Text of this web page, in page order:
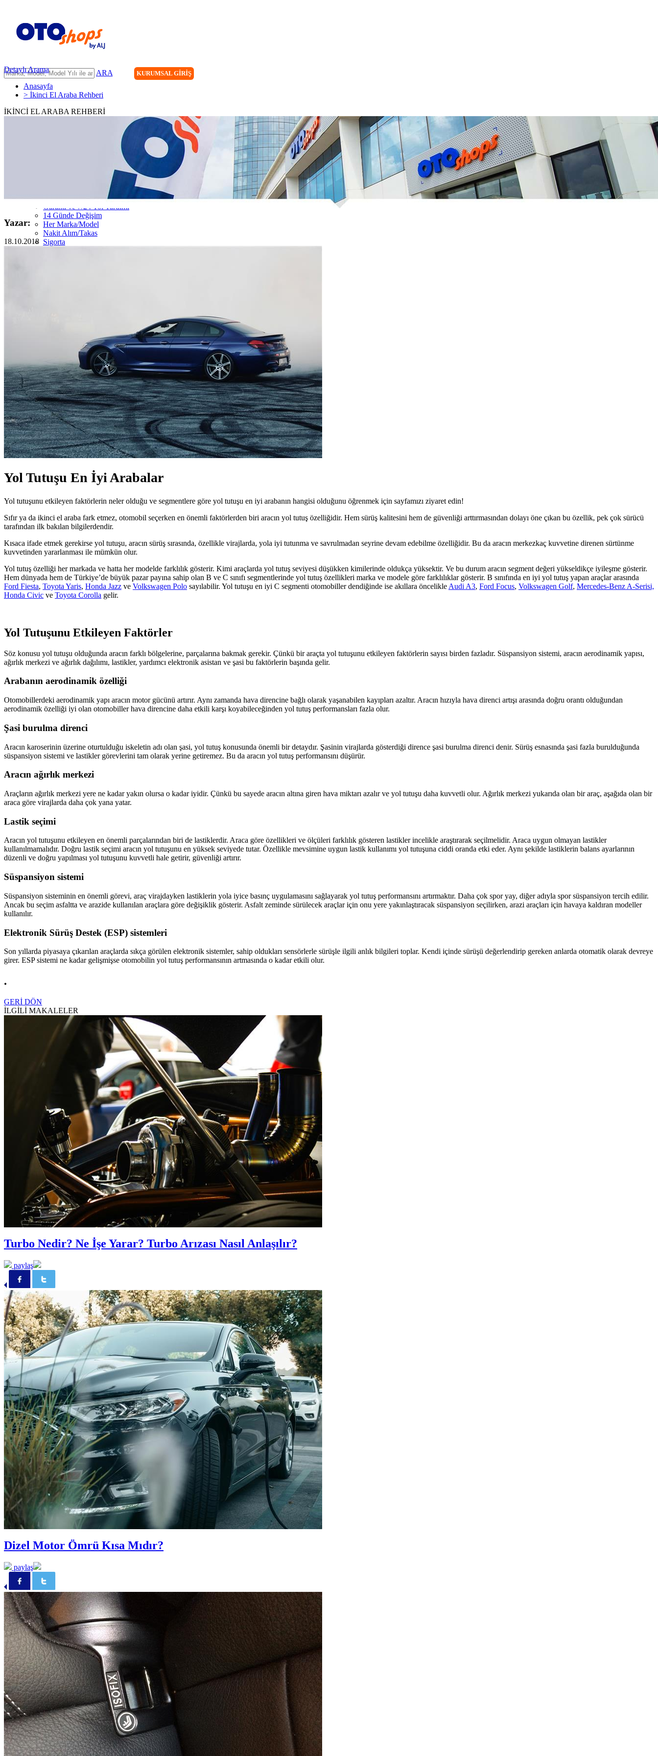
ARA KURUMSAL GİRİŞ
Kredi
Garanti ve 7/24 Yol Yardımı
14 Günde Değişim
Her Marka/Model
Nakit Alım/Takas
Sigorta
Detaylı Arama
Anasayfa
> İkinci El Araba Rehberi
İKİNCİ EL ARABA REHBERİ
Yazar:
18.10.2018
Yol Tutuşu En İyi Arabalar
Yol tutuşunu etkileyen faktörlerin neler olduğu ve segmentlere göre yol tutuşu en iyi arabanın hangisi olduğunu öğrenmek için sayfamızı ziyaret edin!
Sıfır ya da ikinci el araba fark etmez, otomobil seçerken en önemli faktörlerden biri aracın yol tutuş özelliğidir. Hem sürüş kalitesini hem de güvenliği arttırmasından dolayı öne çıkan bu özellik, pek çok sürücü
tarafından ilk bakılan bilgilerdendir.
Kısaca ifade etmek gerekirse yol tutuşu, aracın sürüş sırasında, özellikle virajlarda, yola iyi tutunma ve savrulmadan seyrine devam edebilme özelliğidir. Bu da aracın merkezkaç kuvvetine direnen sürtünme
kuvvetinden yararlanması ile mümkün olur.
Yol tutuş özelliği her markada ve hatta her modelde farklılık gösterir. Kimi araçlarda yol tutuş seviyesi düşükken kimilerinde oldukça yüksektir. Ve bu durum aracın segment değeri yükseldikçe iyileşme gösterir.
Hem dünyada hem de Türkiye’de büyük pazar payına sahip olan B ve C sınıfı segmentlerinde yol tutuş özellikleri marka ve modele göre farklılıklar gösterir. B sınıfında en iyi yol tutuş yapan araçlar arasında
Ford Fiesta, Toyota Yaris, Honda Jazz ve Volkswagen Polo sayılabilir. Yol tutuşu en iyi C segmenti otomobiller dendiğinde ise akıllara öncelikle Audi A3, Ford Focus, Volkswagen Golf, Mercedes-Benz A-Serisi,
Honda Civic ve Toyota Corolla gelir.
Yol Tutuşunu Etkileyen Faktörler
Söz konusu yol tutuşu olduğunda aracın farklı bölgelerine, parçalarına bakmak gerekir. Çünkü bir araçta yol tutuşunu etkileyen faktörlerin sayısı birden fazladır. Süspansiyon sistemi, aracın aerodinamik yapısı,
ağırlık merkezi ve ağırlık dağılımı, lastikler, yardımcı elektronik asistan ve şasi bu faktörlerin başında gelir.
Arabanın aerodinamik özelliği
Otomobillerdeki aerodinamik yapı aracın motor gücünü artırır. Aynı zamanda hava direncine bağlı olarak yaşanabilen kayıpları azaltır. Aracın hızıyla hava direnci artışı arasında doğru orantı olduğundan
aerodinamik özelliği iyi olan otomobiller hava direncine daha etkili karşı koyabileceğinden yol tutuş performansları fazla olur.
Şasi burulma direnci
Aracın karoserinin üzerine oturtulduğu iskeletin adı olan şasi, yol tutuş konusunda önemli bir detaydır. Şasinin virajlarda gösterdiği dirence şasi burulma direnci denir. Sürüş esnasında şasi fazla burulduğunda
süspansiyon sistemi ve lastikler görevlerini tam olarak yerine getiremez. Bu da aracın yol tutuş performansını düşürür.
Aracın ağırlık merkezi
Araçların ağırlık merkezi yere ne kadar yakın olursa o kadar iyidir. Çünkü bu sayede aracın altına giren hava miktarı azalır ve yol tutuşu daha kuvvetli olur. Ağırlık merkezi yukarıda olan bir araç, aşağıda olan bir
araca göre virajlarda daha çok yana yatar.
Lastik seçimi
Aracın yol tutuşunu etkileyen en önemli parçalarından biri de lastiklerdir. Araca göre özellikleri ve ölçüleri farklılık gösteren lastikler incelikle araştırarak seçilmelidir. Araca uygun olmayan lastikler
kullanılmamalıdır. Doğru lastik seçimi aracın yol tutuşunu en yüksek seviyede tutar. Özellikle mevsimine uygun lastik kullanımı yol tutuşuna ciddi oranda etki eder. Aynı şekilde lastiklerin balans ayarlarının
düzenli ve doğru yapılması yol tutuşunu kuvvetli hale getirir, güvenliği artırır.
Süspansiyon sistemi
Süspansiyon sisteminin en önemli görevi, araç virajdayken lastiklerin yola iyice basınç uygulamasını sağlayarak yol tutuş performansını artırmaktır. Daha çok spor yay, diğer adıyla spor süspansiyon tercih edilir.
Ancak bu seçim asfaltta ve arazide kullanılan araçlara göre değişiklik gösterir. Asfalt zeminde sürülecek araçlar için onu yere yakınlaştıracak süspansiyon seçilirken, arazi araçları için havaya kaldıran modeller
kullanılır.
Elektronik Sürüş Destek (ESP) sistemleri
Son yıllarda piyasaya çıkarılan araçlarda sıkça görülen elektronik sistemler, sahip oldukları sensörlerle sürüşle ilgili anlık bilgileri toplar. Kendi içinde sürüşü değerlendirip gereken anlarda otomatik olarak devreye
girer. ESP sistemi ne kadar gelişmişse otomobilin yol tutuş performansının artmasında o kadar etkili olur.
.
GERİ DÖN
İLGİLİ MAKALELER
Turbo Nedir? Ne İşe Yarar? Turbo Arızası Nasıl Anlaşılır?
paylaş
Dizel Motor Ömrü Kısa Mıdır?
paylaş